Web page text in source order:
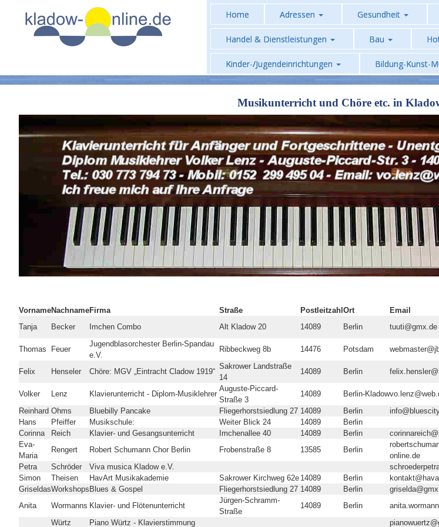
Home Adressen Gesundheit
Handel & Dienstleistungen Bau
Kinder-/Jugendeinrichtungen Bildung-Kunst-
Musikunterricht und Chöre etc. in
VornameNachnameFirma Straße Postleitzahl Ort Email
Tanja
Becker Imchen Combo Alt Kladow 20 14089 Berlin tuuti@gmx.de
Thomas
Feuer
Jugendblasorchester Berlin-Spandau
e.V.
Ribbeckweg 8b 14476 Potsdam
Felix Henseler Chöre: MGV „Eintracht Cladow 1919“
Sakrower Landstraße
14
14089 Berlin
Volker Lenz Klavierunterricht - Diplom-Musiklehrer
Auguste-Piccard-
Straße 3
14089 Berlin-Kladow
Reinhard Ohms Bluebilly Pancake Fliegerhorstsiedlung 27 14089 Berlin
Hans
Pfeiffer Musikschule: Weiter Blick 24 14089 Berlin
Corinna
Reich Klavier- und Gesangsunterricht Imchenallee 40 14089 Berlin
Eva-
Maria
Rengert Robert Schumann Chor Berlin Frobenstraße 8 13585 Berlin
online.de
Petra
Schröder Viva musica Kladow e.V.
Simon
Theisen HavArt Musikakademie Sakrower Kirchweg 62e 14089 Berlin
GriseldasWorkshops Blues & Gospel Fliegerhorstsiedlung 27 14089 Berlin
Anita
Wormanns Klavier- und Flötenunterricht
Jürgen-Schramm-
Straße
14089 Berlin
Würtz
Piano Würtz - Klavierstimmung